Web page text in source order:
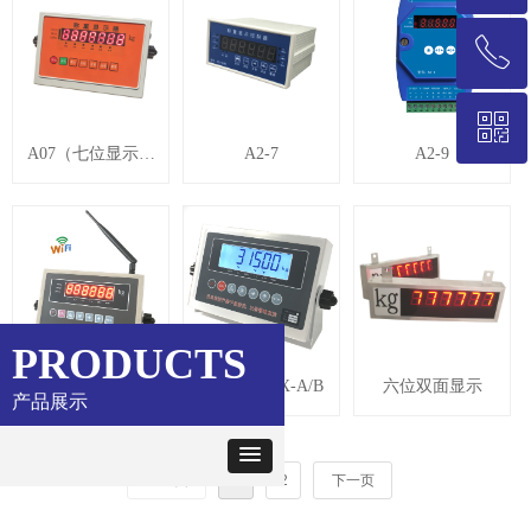
PRODUCTS
产品展示
A07（七位显示仪
A2-7 A2-9
XK315A1EX-A/B 六位双面显示
2 下一页
回到顶部
ꂅ
021-58235786
ꀥ